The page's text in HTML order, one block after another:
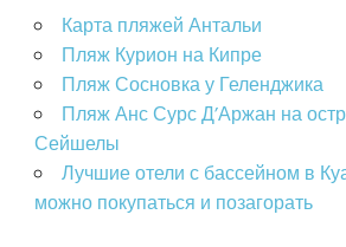
Карта пляжей Антальи
Пляж Курион на Кипре
Пляж Сосновка у Геленджика
Пляж Анс Сурс Д’Аржан на
Сейшелы
Лучшие отели с бассейном в
можно покупаться и позагорать